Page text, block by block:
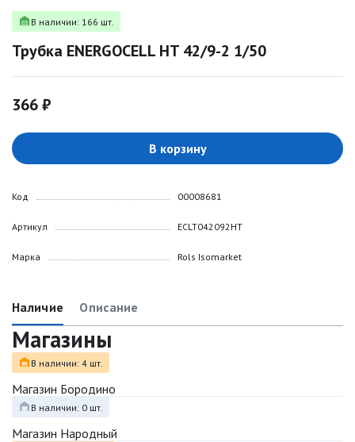
В наличии: 166 шт.
Трубка ENERGOCELL HT 42/9-2 1/50
366 ₽
В корзину
Код
Артикул
Марка
00008681
ECLT042092HT
Rols Isomarket
Наличие Описание
Магазины
В наличии: 4 шт.
Магазин Бородино
В наличии: 0 шт.
Магазин Народный